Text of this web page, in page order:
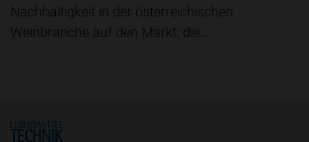
Nachhaltigkeit in der österreichischen
Weinbranche auf den Markt: die…
Home